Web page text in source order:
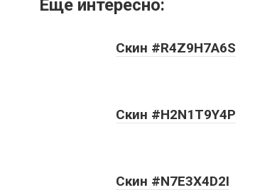
Еще интересно:
Скин #R4Z9H7A6S
Скин #H2N1T9Y4P
Скин #N7E3X4D2I